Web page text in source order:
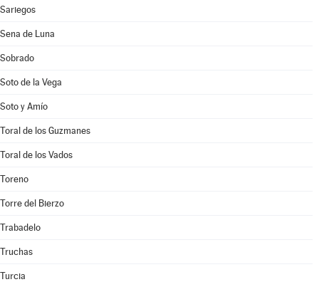
Sariegos
Sena de Luna
Sobrado
Soto de la Vega
Soto y Amío
Toral de los Guzmanes
Toral de los Vados
Toreno
Torre del Bierzo
Trabadelo
Truchas
Turcia